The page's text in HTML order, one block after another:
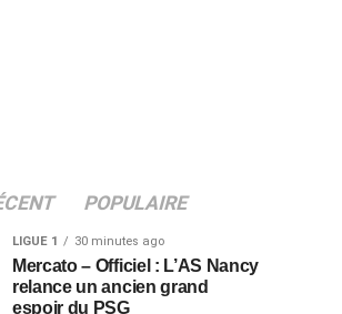
POPULAIRE
LIGUE 1 30 minutes ago
Mercato – Officiel : L’AS Nancy
relance un ancien grand
espoir du PSG